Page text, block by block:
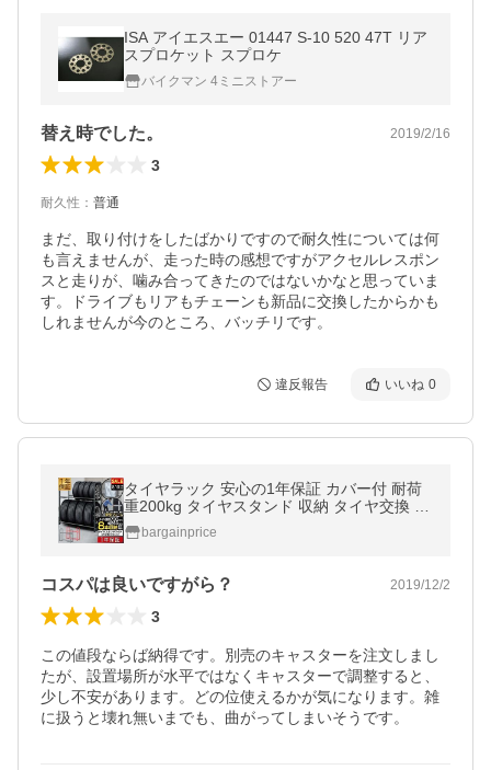
ISA アイエスエー 01447 S-10 520 47T リア
スプロケット スプロケ
バイクマン 4ミニストアー
替え時でした。 2019/2/16
3
耐久性 ： 普通
まだ、取り付けをしたばかりですので耐久性については何
も言えませんが、走った時の感想ですがアクセルレスポン
スと走りが、噛み合ってきたのではないかなと思っていま
す。ドライブもリアもチェーンも新品に交換したからかも
しれませんが今のところ、バッチリです。
違反報告 いいね 0
タイヤラック 安心の1年保証 カバー付 耐荷
重200kg タイヤスタンド 収納 タイヤ交換 8
本 2段 縦置き 横置き キャスター スタッドレ
ス スペア 冬タイヤ 送料無料
bargainprice
コスパは良いですがら？ 2019/12/2
3
この値段ならば納得です。別売のキャスターを注文しまし
たが、設置場所が水平ではなくキャスターで調整すると、
少し不安があります。どの位使えるかが気になります。雑
に扱うと壊れ無いまでも、曲がってしまいそうです。